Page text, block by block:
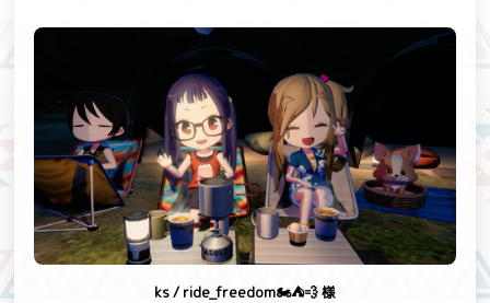
ks / ride_freedom🏍️⛺💨 様